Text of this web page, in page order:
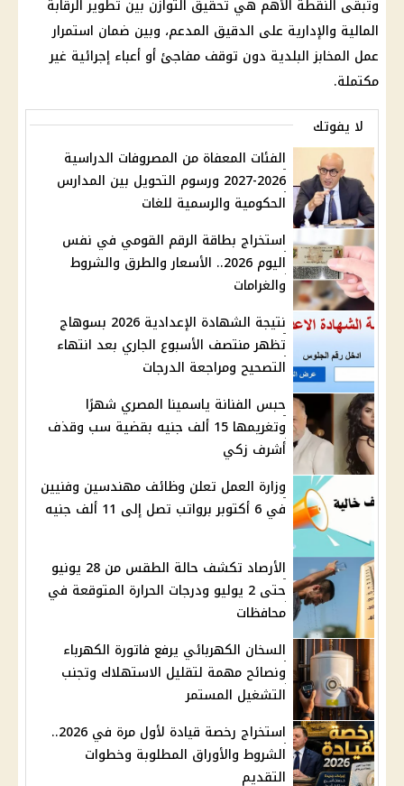
وتبقى النقطة الأهم هي تحقيق التوازن بين تطوير الرقابة
المالية والإدارية على الدقيق المدعم، وبين ضمان استمرار
عمل المخابز البلدية دون توقف مفاجئ أو أعباء إجرائية غير
مكتملة.
لا يفوتك
الفئات المعفاة من المصروفات الدراسية
2026-2027 ورسوم التحويل بين المدارس
الحكومية والرسمية للغات
استخراج بطاقة الرقم القومي في نفس
اليوم 2026.. الأسعار والطرق والشروط
والغرامات
نتيجة الشهادة الإعدادية 2026 بسوهاج
تظهر منتصف الأسبوع الجاري بعد انتهاء
التصحيح ومراجعة الدرجات
حبس الفنانة ياسمينا المصري شهرًا
وتغريمها 15 ألف جنيه بقضية سب وقذف
أشرف زكي
وزارة العمل تعلن وظائف مهندسين وفنيين
في 6 أكتوبر برواتب تصل إلى 11 ألف جنيه
الأرصاد تكشف حالة الطقس من 28 يونيو
حتى 2 يوليو ودرجات الحرارة المتوقعة في
محافظات
السخان الكهربائي يرفع فاتورة الكهرباء
ونصائح مهمة لتقليل الاستهلاك وتجنب
التشغيل المستمر
استخراج رخصة قيادة لأول مرة في 2026..
الشروط والأوراق المطلوبة وخطوات
التقديم